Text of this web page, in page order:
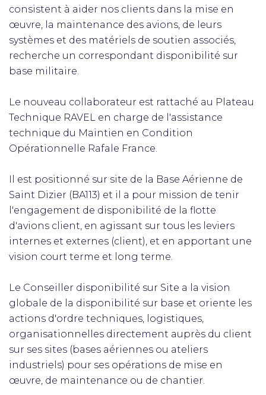
consistent à aider nos clients dans la mise en
œuvre, la maintenance des avions, de leurs
systèmes et des matériels de soutien associés,
recherche un correspondant disponibilité sur
base militaire.
Le nouveau collaborateur est rattaché au Plateau
Technique RAVEL en charge de l'assistance
technique du Maintien en Condition
Opérationnelle Rafale France.
Il est positionné sur site de la Base Aérienne de
Saint Dizier (BA113) et il a pour mission de tenir
l'engagement de disponibilité de la flotte
d'avions client, en agissant sur tous les leviers
internes et externes (client), et en apportant une
vision court terme et long terme.
Le Conseiller disponibilité sur Site a la vision
globale de la disponibilité sur base et oriente les
actions d'ordre techniques, logistiques,
organisationnelles directement auprès du client
sur ses sites (bases aériennes ou ateliers
industriels) pour ses opérations de mise en
œuvre, de maintenance ou de chantier.